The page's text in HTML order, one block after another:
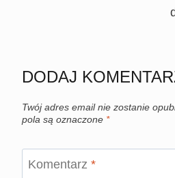
DODAJ
Twój adres email nie zostanie
pola są oznaczone *
Komentarz *